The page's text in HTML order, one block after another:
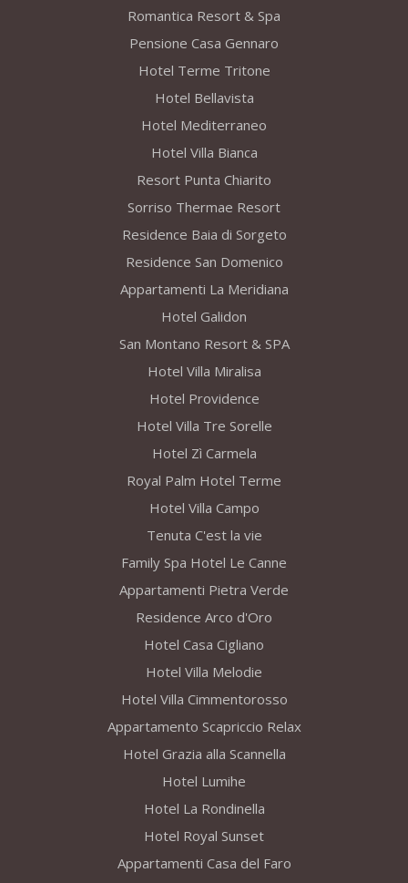
Romantica Resort & Spa
Pensione Casa Gennaro
Hotel Terme Tritone
Hotel Bellavista
Hotel Mediterraneo
Hotel Villa Bianca
Resort Punta Chiarito
Sorriso Thermae Resort
Residence Baia di Sorgeto
Residence San Domenico
Appartamenti La Meridiana
Hotel Galidon
San Montano Resort & SPA
Hotel Villa Miralisa
Hotel Providence
Hotel Villa Tre Sorelle
Hotel Zì Carmela
Royal Palm Hotel Terme
Hotel Villa Campo
Tenuta C'est la vie
Family Spa Hotel Le Canne
Appartamenti Pietra Verde
Residence Arco d'Oro
Hotel Casa Cigliano
Hotel Villa Melodie
Hotel Villa Cimmentorosso
Appartamento Scapriccio Relax
Hotel Grazia alla Scannella
Hotel Lumihe
Hotel La Rondinella
Hotel Royal Sunset
Appartamenti Casa del Faro